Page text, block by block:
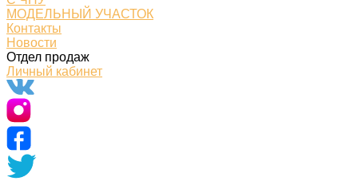
МОДЕЛЬНЫЙ УЧАСТОК
Контакты
Новости
Отдел продаж
Личный кабинет